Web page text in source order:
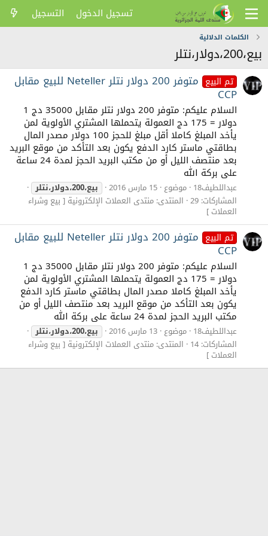
تسجيل الدخول التسجيل
الكلمات الدلالية
بيع،200،دولار،نتلر
تم البيع متوفر 200 دولار نتلر Neteller للبيع مقابل
CCP
السلام عليكم: متوفر 200 دولار نتلر مقابل 35000 دج 1
دولار = 175 دج العمولة يتحملها المشتري الأولوية لمن
يأخد المبلغ كاملا أقل مبلغ للحجز 100 دولار مصدر المال
بطاقتي ماستر كارد الدفع يكون بعد التأكد من موقع البريد
بعد منتصف الليل أو من مكتب البريد الحجز لمدة 24 ساعة
على بركة الله
عبداللطيف18 موضوع 15 مارس 2016
بيع،200،دولار،نتلر
المشاركات: 29
المنتدى: منتدى العملات الإلكترونية [ بيع وشراء
العملات ]
تم البيع
متوفر 200 دولار نتلر Neteller للبيع مقابل
CCP
السلام عليكم: متوفر 200 دولار نتلر مقابل 35000 دج 1
دولار = 175 دج العمولة يتحملها المشتري الأولوية لمن
يأخد المبلغ كاملا مصدر المال بطاقتي ماستر كارد الدفع
يكون بعد التأكد من موقع البريد بعد منتصف الليل أو من
مكتب البريد الحجز لمدة 24 ساعة على بركة الله
عبداللطيف18 موضوع 13 مارس 2016
بيع،200،دولار،نتلر
المشاركات: 14
المنتدى: منتدى العملات الإلكترونية [ بيع وشراء
العملات ]